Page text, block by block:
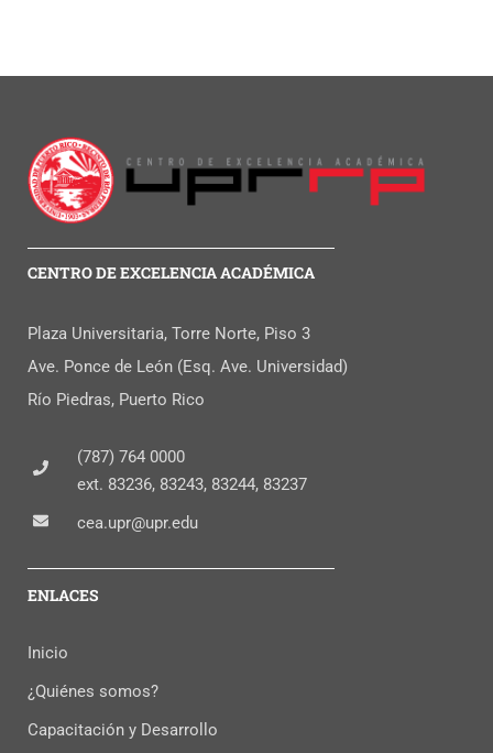
CENTRO DE EXCELENCIA ACADÉMICA
Plaza Universitaria, Torre Norte, Piso 3
Ave. Ponce de León (Esq. Ave. Universidad)
Río Piedras, Puerto Rico
(787) 764 0000
ext. 83236, 83243, 83244, 83237
cea.upr@upr.edu
ENLACES
Inicio
¿Quiénes somos?
Capacitación y Desarrollo